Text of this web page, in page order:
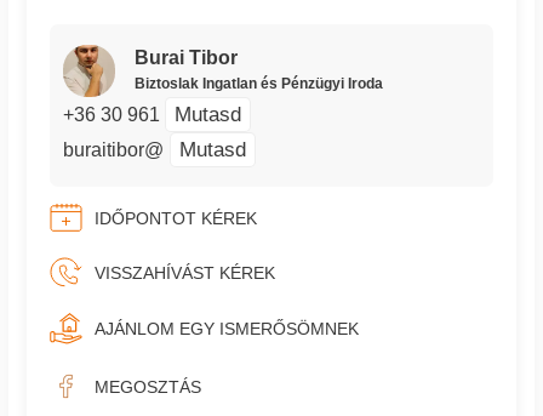
Burai Tibor
Biztoslak Ingatlan és Pénzügyi Iroda
+36 30 961 Mutasd
buraitibor@ Mutasd
IDŐPONTOT KÉREK
VISSZAHÍVÁST KÉREK
AJÁNLOM EGY ISMERŐSÖMNEK
MEGOSZTÁS